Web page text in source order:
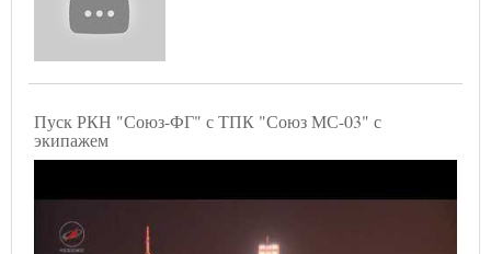
Пуск РКН "Союз-ФГ" с ТПК "Союз МС-03" с
экипажем